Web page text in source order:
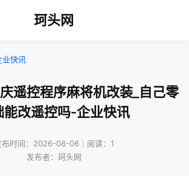
珂头网
业快讯
遥控程序麻将机改装_自己零
能改遥控吗-企业快讯
布时间：2026-08-06｜阅读：1
发布者：珂头网